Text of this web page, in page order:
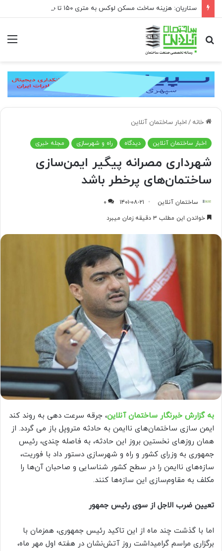
جستجو
برای
خانه / اخبار ساختمان آنلاین
اخبار ساختمان آنلاین دیدگاه راه و شهرسازی مجله خبری
شهرداری مصرانه پیگیر ایمن‌سازی
ساختمان‌های پرخطر باشد
ساختمان آنلاین ۱۴۰۱-۰۸-۲۱
۰
خواندن این مطلب ۳ دقیقه زمان میبرد
به گزارش خبرنگار ساختمان آنلاین، جرقه سرعت دهی به روند کند
ایمن سازی ساختمان‌های ناایمن به حادثه متروپل باز می گردد. از
همان روزهای نخستین بروز این حادثه، به فاصله چندی، رئیس
جمهوری به وزرای کشور و راه و شهرسازی دستور داد با فوریت،
سازه‌های ناایمن را در سطح کشور شناسایی و صاحبان آن‌ها را
مکلف به مقاوم‌سازی این سازه‌ها کنند.
تعیین ضرب الاجل از سوی رئیس جمهور
اما با گذشت چند ماه از این تاکید رئیس جمهوری، همزمان با
برگزاری مراسم گرامیداشت روز آتش‌نشان در هفته اول مهر ماه،